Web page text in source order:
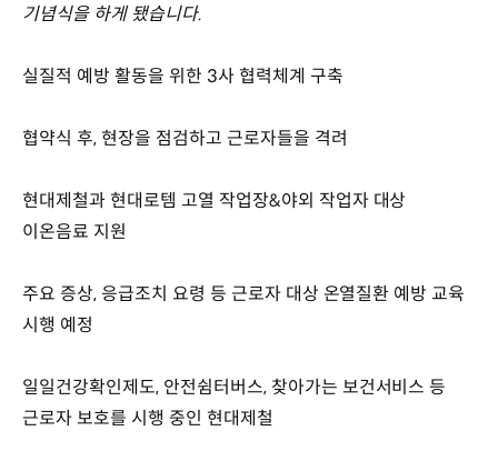
기념식을 하게 됐습니다.
실질적 예방 활동을 위한 3사 협력체계 구축
협약식 후, 현장을 점검하고 근로자들을 격려
현대제철과 현대로템 고열 작업장&야외 작업자 대상
이온음료 지원
주요 증상, 응급조치 요령 등 근로자 대상 온열질환 예방 교육
시행 예정
일일건강확인제도, 안전쉼터버스, 찾아가는 보건서비스 등
근로자 보호를 시행 중인 현대제철